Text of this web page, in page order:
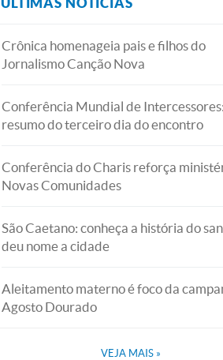
Crônica homenageia pais e filhos do
Jornalismo Canção Nova
Conferência Mundial de Intercessores:
resumo do terceiro dia do encontro
Conferência do Charis reforça
Novas Comunidades
São Caetano: conheça a história do
deu nome a cidade
Aleitamento materno é foco da
Agosto Dourado
VEJA MAIS »